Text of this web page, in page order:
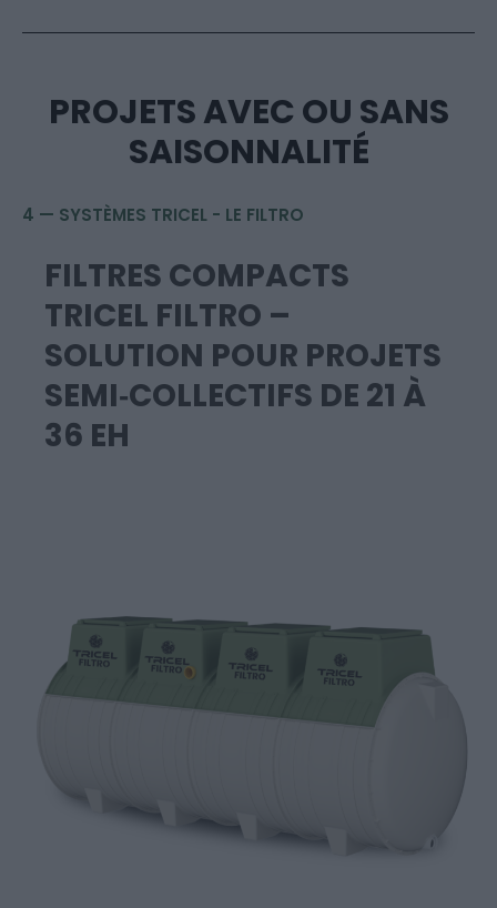
PROJETS AVEC OU SANS
SAISONNALITÉ
4 — SYSTÈMES TRICEL - LE FILTRO
FILTRES COMPACTS
TRICEL FILTRO –
SOLUTION POUR PROJETS
SEMI‑COLLECTIFS DE 21 À
36 EH